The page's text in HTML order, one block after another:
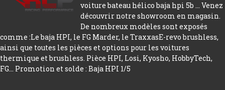
voiture bateau hélico baja hpi 5b ... Venez
découvrir notre showroom en magasin.
De nombreux modèles sont exposés
comme :Le baja HPI, le FG Marder, le TraxxasE-revo brushless,
ainsi que toutes les pièces et options pour les voitures
thermique et brushless. Pièce HPI, Losi, Kyosho, HobbyTech,
FG... Promotion et solde : Baja HPI 1/5